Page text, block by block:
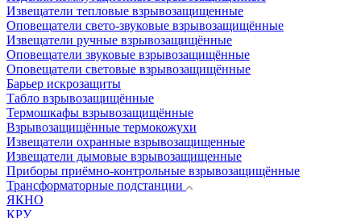
Извещатели тепловые взрывозащищенные
Оповещатели свето-звуковые взрывозащищённые
Извещатели ручные взрывозащищённые
Оповещатели звуковые взрывозащищённые
Оповещатели световые взрывозащищённые
Барьер искрозащиты
Табло взрывозащищённые
Термошкафы взрывозащищённые
Взрывозащищённые термокожухи
Извещатели охранные взрывозащищенные
Извещатели дымовые взрывозащищенные
Приборы приёмно-контрольные взрывозащищённые
Трансформаторные подстанции
ЯКНО
КРУ